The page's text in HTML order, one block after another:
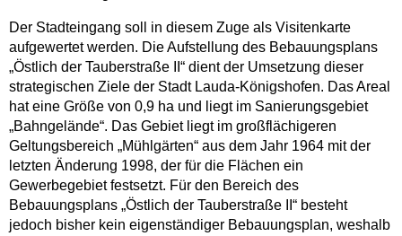
Der Stadteingang soll in diesem Zuge als Visitenkarte
aufgewertet werden. Die Aufstellung des Bebauungsplans
„Östlich der Tauberstraße II“ dient der Umsetzung dieser
strategischen Ziele der Stadt Lauda-Königshofen. Das Areal
hat eine Größe von 0,9 ha und liegt im Sanierungsgebiet
„Bahngelände“. Das Gebiet liegt im großflächigeren
Geltungsbereich „Mühlgärten“ aus dem Jahr 1964 mit der
letzten Änderung 1998, der für die Flächen ein
Gewerbegebiet festsetzt. Für den Bereich des
Bebauungsplans „Östlich der Tauberstraße II“ besteht
jedoch bisher kein eigenständiger Bebauungsplan, weshalb